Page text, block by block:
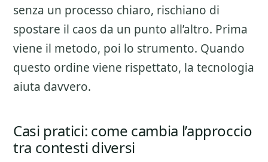
senza un processo chiaro, rischiano di
spostare il caos da un punto all’altro. Prima
viene il metodo, poi lo strumento. Quando
questo ordine viene rispettato, la tecnologia
aiuta davvero.
Casi pratici: come cambia l’approccio
tra contesti diversi